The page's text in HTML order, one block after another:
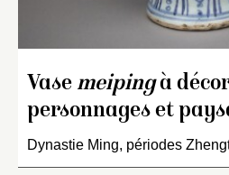
Vase meipingà
personnages et
Dynastie Ming, périodes